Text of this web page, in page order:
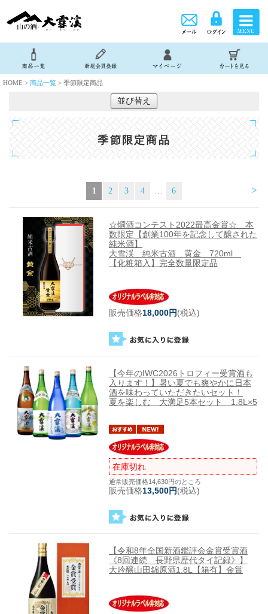
HOME > 商品一覧 > 季節限定商品
並び替え
季節限定商品
>
1 2 3 4 … 6
☆燗酒コンテスト2022最高金賞☆ 本
数限定【創業100年を記念して醸された
純米酒】
大雪渓 純米古酒 黄金 720ml
【化粧箱入】完全数量限定品
販売価格18,000円(税込)
【今年のIWC2026トロフィー受賞酒も
入ります！】暑い夏でも爽やかに日本
酒を味わっていただきたいセット！
夏を楽しむ 大満足5本セット 1.8L×5
在庫切れ
通常販売価格14,630円のところ
販売価格13,500円(税込)
【令和8年全国新酒鑑評会金賞受賞酒
《8回連続 長野県歴代タイ記録》】
大吟醸山田錦原酒1.8L【箱有】金賞